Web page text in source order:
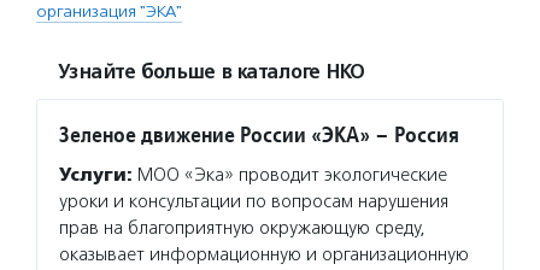
организация "ЭКА"
Узнайте больше в каталоге НКО
Зеленое движение России «ЭКА» – Россия
Услуги: МОО «Эка» проводит экологические
уроки и консультации по вопросам нарушения
прав на благоприятную окружающую среду,
оказывает информационную и организационную